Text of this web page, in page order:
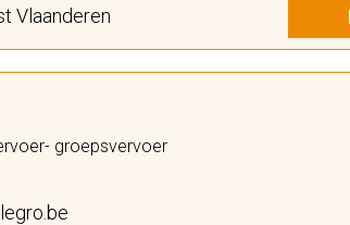
Vlaanderen
groepsvervoer